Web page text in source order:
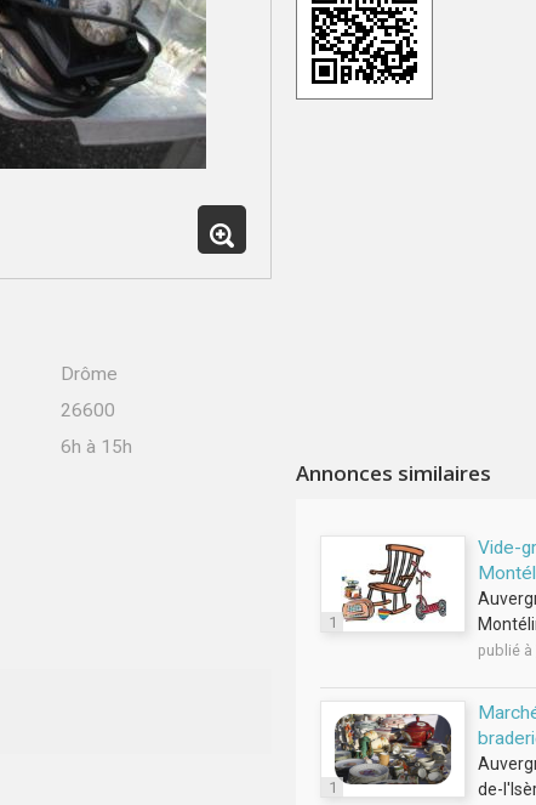
Drôme
26600
6h à 15h
Annonces similaires
1
Vide-
publié à
1
de-